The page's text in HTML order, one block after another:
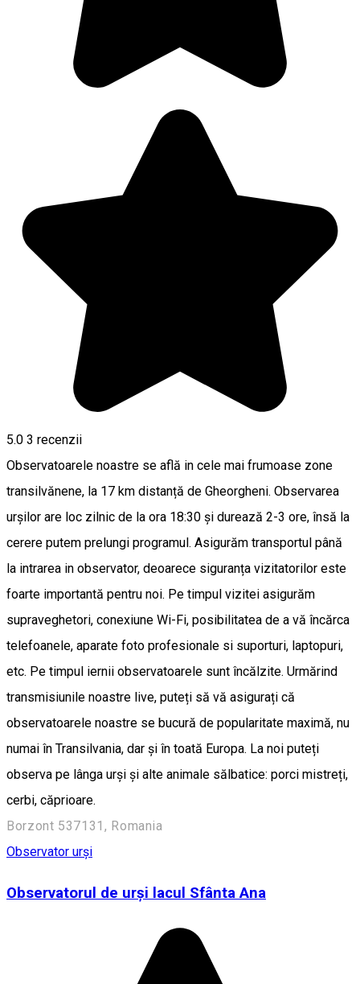
5.0 3 recenzii
Observatoarele noastre se află in cele mai frumoase zone
transilvănene, la 17 km distanță de Gheorgheni. Observarea
urșilor are loc zilnic de la ora 18:30 și durează 2-3 ore, însă la
cerere putem prelungi programul. Asigurăm transportul până
la intrarea in observator, deoarece siguranța vizitatorilor este
foarte importantă pentru noi. Pe timpul vizitei asigurăm
supraveghetori, conexiune Wi-Fi, posibilitatea de a vă încărca
telefoanele, aparate foto profesionale si suporturi, laptopuri,
etc. Pe timpul iernii observatoarele sunt încălzite. Urmărind
transmisiunile noastre live, puteți să vă asigurați că
observatoarele noastre se bucură de popularitate maximă, nu
numai în Transilvania, dar și în toată Europa. La noi puteți
observa pe lânga urși și alte animale sălbatice: porci mistreți,
cerbi, căprioare.
Borzont 537131, Romania
Observator urși
Observatorul de urşi lacul Sfânta Ana